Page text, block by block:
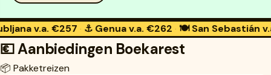
€257 · ⚓ Genua v.a. €262 · 🍽️ San Sebastiánv.a. €255
💶 Aanbiedingen Boekarest
📦 Pakketreizen